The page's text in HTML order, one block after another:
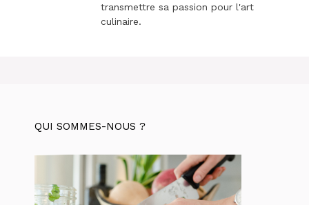
transmettre sa passion pour l'art
culinaire.
QUI SOMMES-NOUS ?